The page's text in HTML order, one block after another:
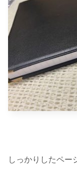
しっかりしたペー